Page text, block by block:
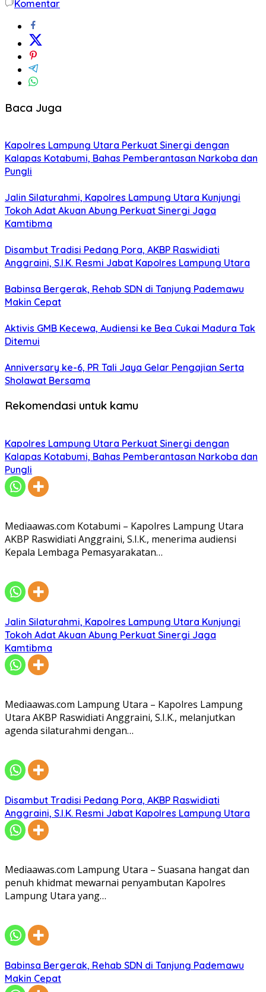
Komentar
Baca Juga
Kapolres Lampung Utara Perkuat Sinergi dengan
Kalapas Kotabumi, Bahas Pemberantasan Narkoba dan
Pungli
Jalin Silaturahmi, Kapolres Lampung Utara Kunjungi
Tokoh Adat Akuan Abung Perkuat Sinergi Jaga
Kamtibma
Disambut Tradisi Pedang Pora, AKBP Raswidiati
Anggraini, S.I.K. Resmi Jabat Kapolres Lampung Utara
Babinsa Bergerak, Rehab SDN di Tanjung Pademawu
Makin Cepat
Aktivis GMB Kecewa, Audiensi ke Bea Cukai Madura Tak
Ditemui
Anniversary ke-6, PR Tali Jaya Gelar Pengajian Serta
Sholawat Bersama
Rekomendasi untuk kamu
Kapolres Lampung Utara Perkuat Sinergi dengan
Kalapas Kotabumi, Bahas Pemberantasan Narkoba dan
Pungli
Mediaawas.com Kotabumi – Kapolres Lampung Utara
AKBP Raswidiati Anggraini, S.I.K., menerima audiensi
Kepala Lembaga Pemasyarakatan…
Jalin Silaturahmi, Kapolres Lampung Utara Kunjungi
Tokoh Adat Akuan Abung Perkuat Sinergi Jaga
Kamtibma
Mediaawas.com Lampung Utara – Kapolres Lampung
Utara AKBP Raswidiati Anggraini, S.I.K., melanjutkan
agenda silaturahmi dengan…
Disambut Tradisi Pedang Pora, AKBP Raswidiati
Anggraini, S.I.K. Resmi Jabat Kapolres Lampung Utara
Mediaawas.com Lampung Utara – Suasana hangat dan
penuh khidmat mewarnai penyambutan Kapolres
Lampung Utara yang…
Babinsa Bergerak, Rehab SDN di Tanjung Pademawu
Makin Cepat